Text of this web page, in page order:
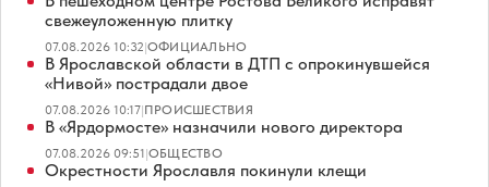
свежеуложенную плитку
07.08.2026 10:32|ОФИЦИАЛЬНО
В Ярославской области в ДТП с опрокинувшейся
«Нивой» пострадали двое
07.08.2026 10:17|ПРОИСШЕСТВИЯ
В «Ярдормосте» назначили нового директора
07.08.2026 09:51|ОБЩЕСТВО
Окрестности Ярославля покинули клещи